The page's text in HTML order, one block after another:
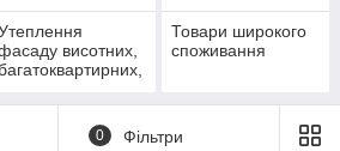
висотних,
будинків Київ
Товари широкого
споживання
0 Фільтри